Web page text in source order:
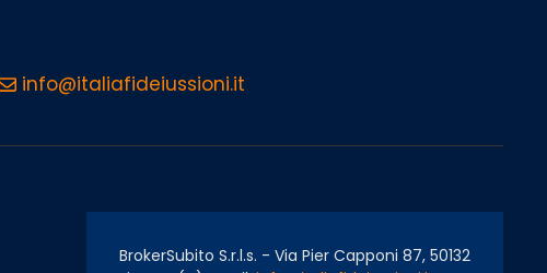
info@italiafideiussioni.it
BrokerSubito S.r.l.s. - Via Pier Capponi 87, 50132